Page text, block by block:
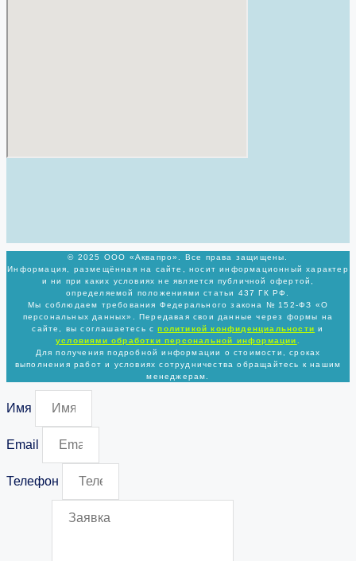
© 2025 ООО «Аквапро». Все права защищены.
Информация, размещённая на сайте, носит информационный характер
и ни при каких условиях не является публичной офертой,
определяемой положениями статьи 437 ГК РФ.
Мы соблюдаем требования Федерального закона № 152-ФЗ «О
персональных данных». Передавая свои данные через формы на
сайте, вы соглашаетесь сполитикойконфиденциальности и
условиями обработки персональной информации
Для получения подробной информации о стоимости, сроках
выполнения работ и условиях сотрудничества обращайтесь к нашим
менеджерам.
Имя
Email
Телефон